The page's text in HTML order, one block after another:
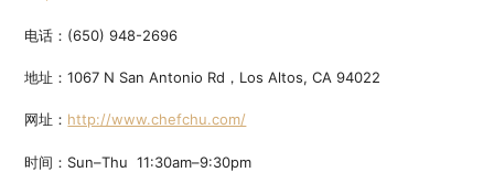
电话：(650) 948-2696
地址：1067 N San Antonio Rd，Los Altos, CA 94022
网址： http://www.chefchu.com/
时间：Sun–Thu 11:30am–9:30pm